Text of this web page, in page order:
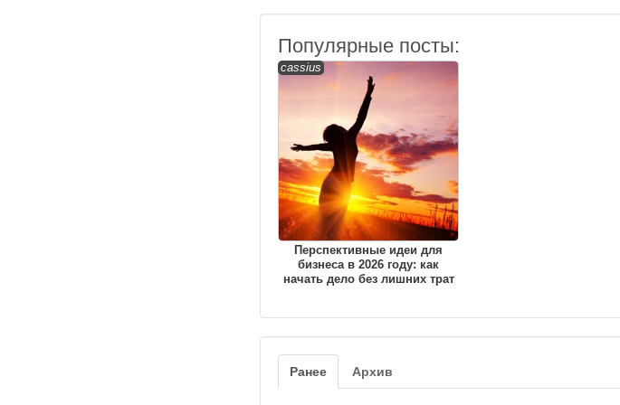
Популярные посты:
cassius
Перспективные идеи для
бизнеса в 2026 году: как
начать дело без лишних трат
Ранее Архив